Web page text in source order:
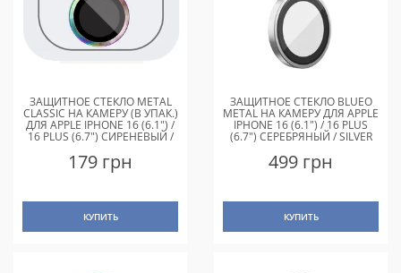
ЗАЩИТНОЕ СТЕКЛО METAL
CLASSIC НА КАМЕРУ (В УПАК.)
ДЛЯ APPLE IPHONE 16 (6.1") /
16 PLUS (6.7") СИРЕНЕВЫЙ /
179 грн
КУПИТЬ
ЗАЩИТНОЕ СТЕКЛО BLUEO
METAL НА КАМЕРУ ДЛЯ APPLE
IPHONE 16 (6.1") / 16 PLUS
(6.7") СЕРЕБРЯНЫЙ / SILVER
499 грн
КУПИТЬ